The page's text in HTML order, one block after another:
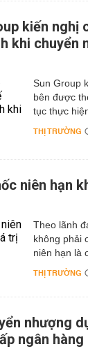
kiến nghị
khi chuyển
Sun Group
bên được
tục thực
THỊ TRƯỜNG
niên hạn
Theo lãnh
không phải
niên hạn là
THỊ TRƯỜNG
nhượng
ngân hàng